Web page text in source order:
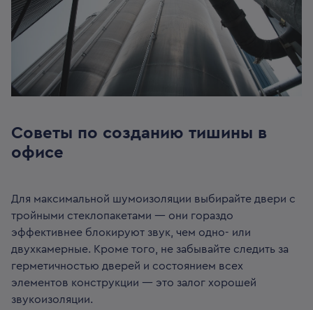
Советы по созданию тишины в
офисе
Для максимальной шумоизоляции выбирайте двери с
тройными стеклопакетами — они гораздо
эффективнее блокируют звук, чем одно- или
двухкамерные. Кроме того, не забывайте следить за
герметичностью дверей и состоянием всех
элементов конструкции — это залог хорошей
звукоизоляции.